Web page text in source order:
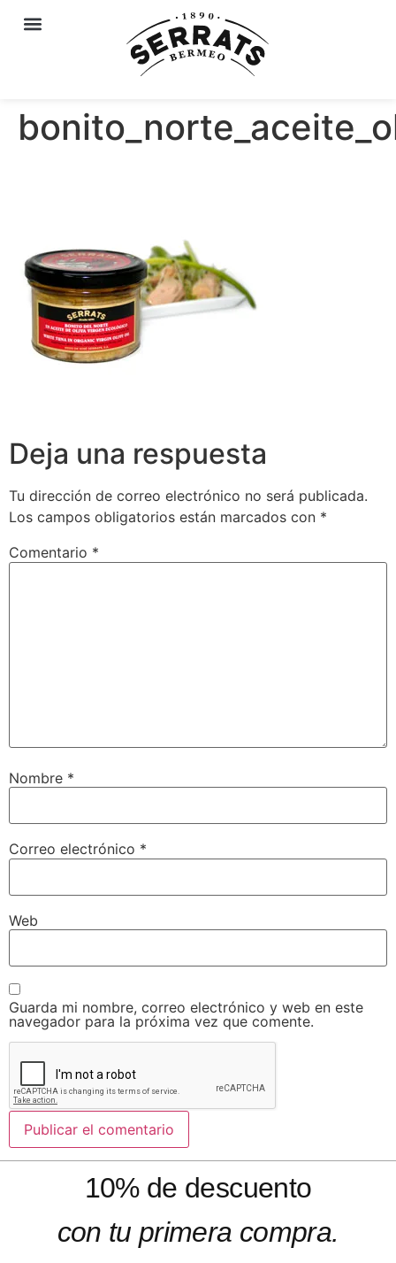
Deja una respuesta
Tu dirección de correo electrónico no será publicada.
Los campos obligatorios están marcados con *
Comentario *
Nombre *
Correo electrónico *
Web
Guarda mi nombre, correo electrónico y web en este
navegador para la próxima vez que comente.
10% de descuento
con tu primera compra.